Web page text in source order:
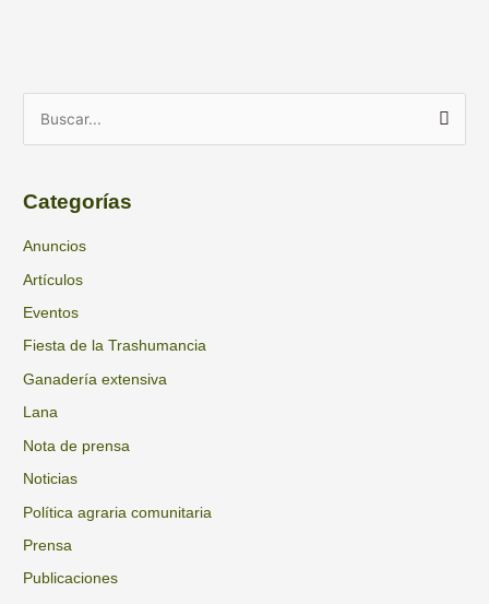
c
a
r
:
Categorías
Anuncios
Artículos
Eventos
Fiesta de la Trashumancia
Ganadería extensiva
Lana
Nota de prensa
Noticias
Política agraria comunitaria
Prensa
Publicaciones
h
v
o
s